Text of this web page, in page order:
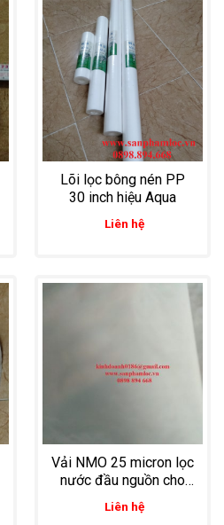
Lõi lọc bông nén PP
30 inch hiệu Aqua
Liên hệ
Vải NMO 25 micron lọc
nước đầu nguồn cho
nuôi tôm
Liên hệ